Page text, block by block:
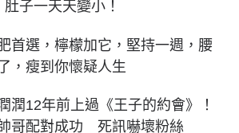
肚子一天天變小！
首選，檸檬加它，堅持一週，腰
，瘦到你懷疑人生
潤12年前上過《王子的約會》！
哥配對成功 死訊嚇壞粉絲